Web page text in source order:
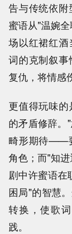
告与传统依
蜜语从"温婉
场以红裙红
词的克制叙
复仇，将情感
更值得玩味的
的矛盾修辞。
畸形期待——
角色；而"知
剧中许蜜语在
困局"的智慧
转换，使歌
践。